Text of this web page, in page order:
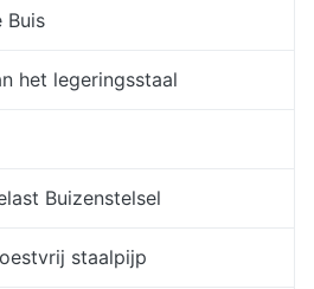
Buis
het legeringsstaal
Buizenstelsel
staalpijp